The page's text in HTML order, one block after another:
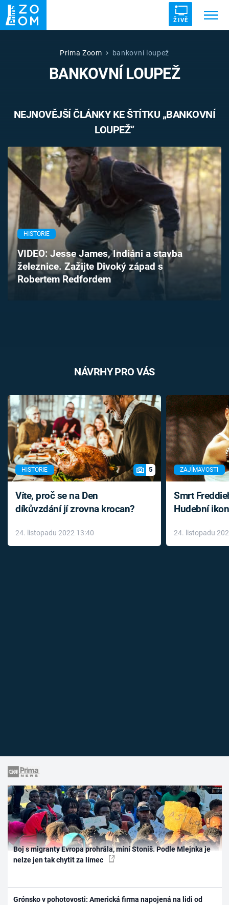
ŽIVĚ
ZRÁDCI UFO DRUHÁ SVĚTOVÁ VÁLKA
VETŘELCI DÁVNOVĚKU
Témata
Pořady
TV Program
Časopis
Sledujte prima+
Prima Zoom bankovní loupež
BANKOVNÍ LOUPEŽ
NEJNOVĚJŠÍ ČLÁNKY KE ŠTÍTKU „BANKOVNÍ
LOUPEŽ“
HISTORIE
VIDEO: Jesse James, Indiáni a stavba
železnice. Zažijte Divoký západ s
Robertem Redfordem
NÁVRHY PRO VÁS
HISTORIE 5
Víte, proč se na Den
díkůvzdání jí zrovna krocan?
24. listopadu 2022 13:40
ZAJÍMAVOSTI
Smrt
Hudební
léky
24. listopadu
Boj s migranty Evropa prohrála, míní Stoniš. Podle Mlejnka je
nelze jen tak chytit za límec
Grónsko v pohotovosti: Americká firma napojená na lidi od